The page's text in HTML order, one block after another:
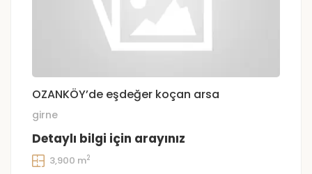
OZANKÖY’de eşdeğer koçan arsa
girne
Detaylı bilgi için arayınız
3,900 m2